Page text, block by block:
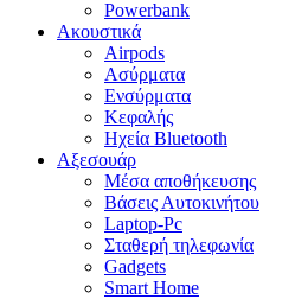
Powerbank
Ακουστικά
Airpods
Ασύρματα
Ενσύρματα
Κεφαλής
Ηχεία Bluetooth
Αξεσουάρ
Μέσα αποθήκευσης
Βάσεις Αυτοκινήτου
Laptop-Pc
Σταθερή τηλεφωνία
Gadgets
Smart Home